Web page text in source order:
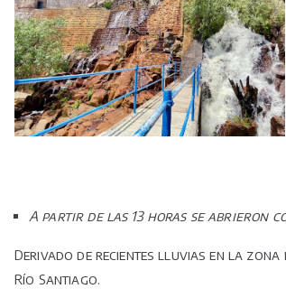
A partir de las 13 horas se abrieron
Derivado de recientes lluvias en la zona
Río Santiago.